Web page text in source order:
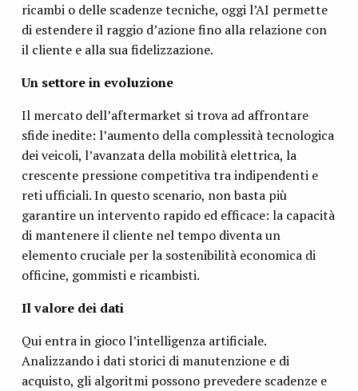
ricambi o delle scadenze tecniche, oggi l’AI permette
di estendere il raggio d’azione fino alla relazione con
il cliente e alla sua fidelizzazione.
Un settore in evoluzione
Il mercato dell’aftermarket si trova ad affrontare
sfide inedite: l’aumento della complessità tecnologica
dei veicoli, l’avanzata della mobilità elettrica, la
crescente pressione competitiva tra indipendenti e
reti ufficiali. In questo scenario, non basta più
garantire un intervento rapido ed efficace: la capacità
di mantenere il cliente nel tempo diventa un
elemento cruciale per la sostenibilità economica di
officine, gommisti e ricambisti.
Il valore dei dati
Qui entra in gioco l’intelligenza artificiale.
Analizzando i dati storici di manutenzione e di
acquisto, gli algoritmi possono prevedere scadenze e